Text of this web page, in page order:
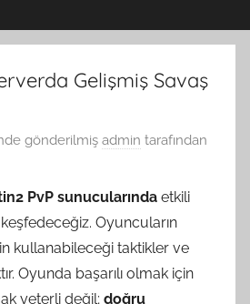
Gelişmiş Savaş
gönderilmiş admin tarafından
PvP sunucularında etkili
Oyuncuların
kullanabileceği taktikler ve
Oyunda başarılı olmak için
yeterli değil; doğru